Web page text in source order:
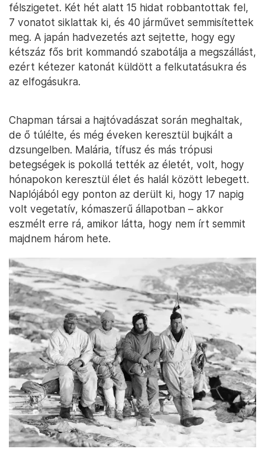
félszigetet. Két hét alatt 15 hidat robbantottak fel,
7 vonatot siklattak ki, és 40 járművet semmisítettek
meg. A japán hadvezetés azt sejtette, hogy egy
kétszáz fős brit kommandó szabotálja a megszállást,
ezért kétezer katonát küldött a felkutatásukra és
az elfogásukra.
Chapman társai a hajtóvadászat során meghaltak,
de ő túlélte, és még éveken keresztül bujkált a
dzsungelben. Malária, tífusz és más trópusi
betegségek is pokollá tették az életét, volt, hogy
hónapokon keresztül élet és halál között lebegett.
Naplójából egy ponton az derült ki, hogy 17 napig
volt vegetatív, kómaszerű állapotban – akkor
eszmélt erre rá, amikor látta, hogy nem írt semmit
majdnem három hete.